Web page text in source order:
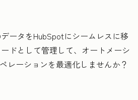
ータをHubSpotにシームレスに移
ドとして管理して、オートメーシ
レーションを最適化しませんか？
タを整理し顧客理解を促進する方法